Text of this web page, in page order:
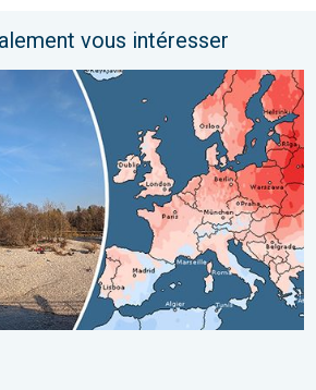
vous intéresser
jamais enregistré. En Europe. . .